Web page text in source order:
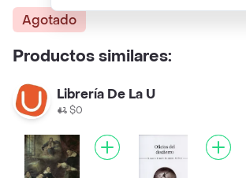
Agotado
Productos similares:
Librería De La U
$0